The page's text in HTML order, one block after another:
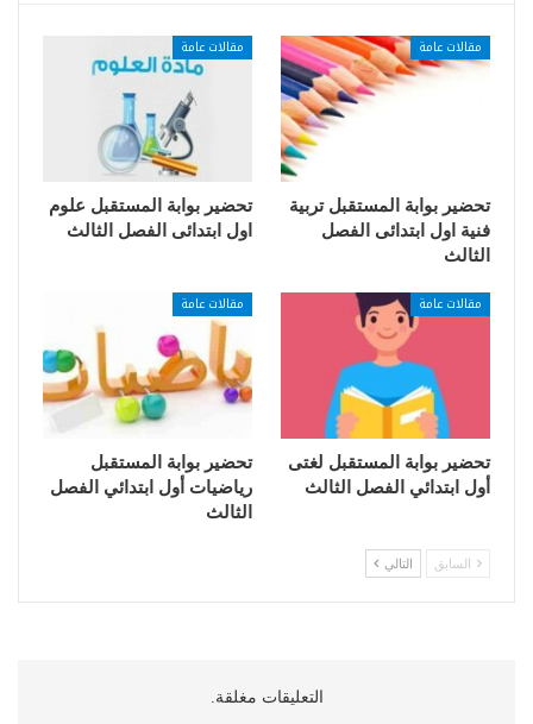
مقالات عامة
تحضير بوابة المستقبل تربية
فنية اول ابتدائى الفصل
الثالث
مقالات عامة
تحضير بوابة المستقبل علوم
اول ابتدائى الفصل الثالث
مقالات عامة
تحضير بوابة المستقبل لغتى
أول ابتدائي الفصل الثالث
مقالات عامة
تحضير بوابة المستقبل
رياضيات أول ابتدائي الفصل
الثالث
السابق التالي
التعليقات مغلقة.